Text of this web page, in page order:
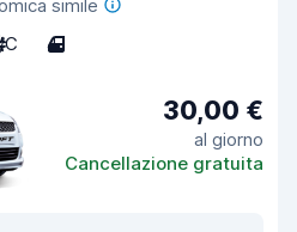
simile
C 4
30,00 €
al giorno
Cancellazione gratuita